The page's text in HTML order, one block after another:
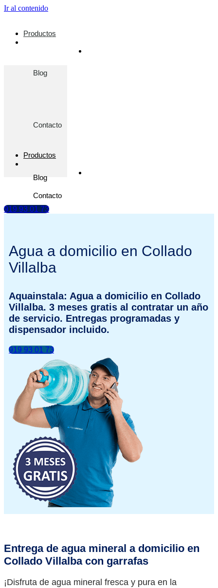
Ir al contenido
Productos
Blog
Contacto
Productos
Blog
Contacto
919 93 01 73
Agua a domicilio en Collado
Villalba
Aquainstala: Agua a domicilio en Collado
Villalba. 3 meses gratis al contratar un año
de servicio. Entregas programadas y
dispensador incluido.
919 93 01 73
Entrega de agua mineral a domicilio en
Collado Villalba con garrafas
¡Disfruta de agua mineral fresca y pura en la